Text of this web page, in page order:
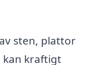
sten, plattor
kan kraftigt